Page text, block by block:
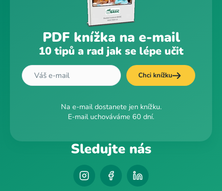
PDF knížka na e-mail
10 tipů a rad jak se lépe učit
Chci knížku
Na e-mail dostanete jen knížku.
E-mail uchováváme 60 dní.
Sledujte nás